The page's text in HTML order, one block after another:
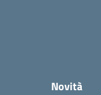
Novità